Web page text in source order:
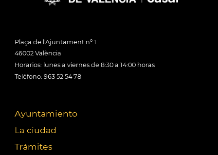
Plaça de l'Ajuntament nº 1
46002 València
Horarios: lunes a viernes de 8:30 a 14:00 horas
Teléfono: 963 52 54 78
Ayuntamiento
La ciudad
Trámites